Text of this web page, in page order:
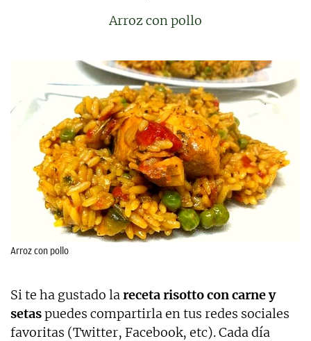
Arroz con pollo
Arroz con pollo
Si te ha gustado lareceta risotto con carne y
setaspuedes compartirla en tus redes sociales
favoritas (Twitter, Facebook, etc). Cada día